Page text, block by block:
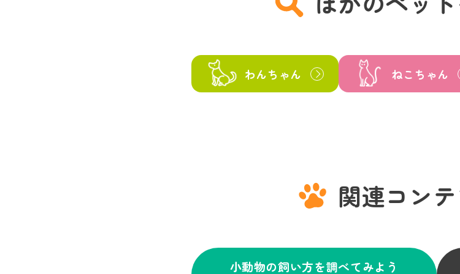
わんちゃん ねこちゃん
関連コン
小動物の飼い方を調べてみよう